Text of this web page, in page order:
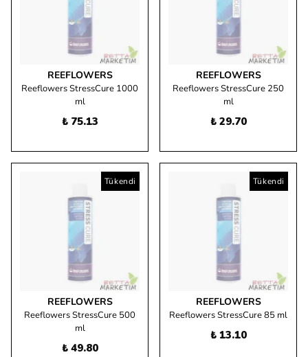
REEFLOWERS
Reeflowers StressCure 1000
ml
₺ 75.13
REEFLOWERS
Reeflowers StressCure 250
ml
₺ 29.70
Tükendi
REEFLOWERS
Reeflowers StressCure 500
ml
₺ 49.80
Tükendi
REEFLOWERS
Reeflowers StressCure 85 ml
₺ 13.10